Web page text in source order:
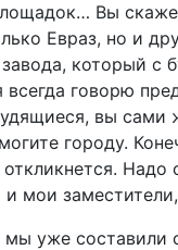
Вы
Евраз, но и
который с
говорю
вы сами
городу.
и мои
уже составили